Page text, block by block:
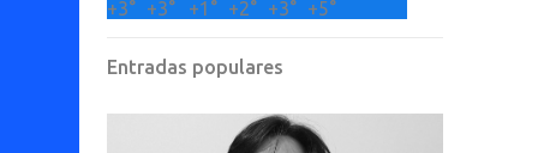
+3° +3° +1° +2° +3° +5°
Entradas populares